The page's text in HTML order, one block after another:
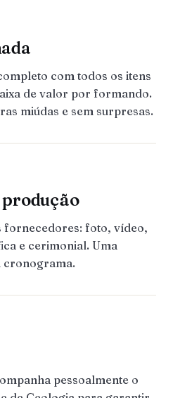
com todos os itens
de valor por formando.
miúdas e sem surpresas.
fornecedores: foto, vídeo,
e cerimonial. Uma
cronograma.
pessoalmente o